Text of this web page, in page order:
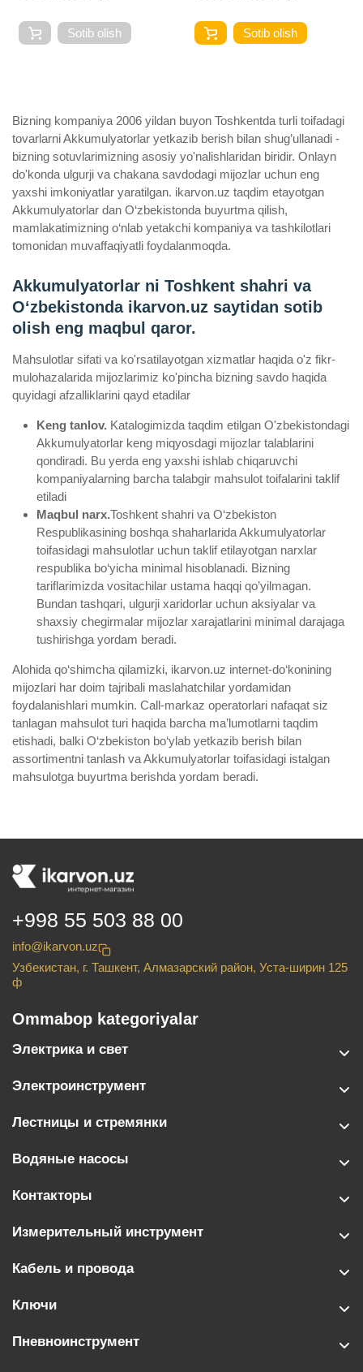
Sotib olish Sotib olish
Bizning kompaniya 2006 yildan buyon Toshkentda turli toifadagi
tovarlarni Akkumulyatorlar yetkazib berish bilan shug’ullanadi ­
bizning sotuvlarimizning asosiy yo'nalishlaridan biridir. Onlayn
do'konda ulgurji va chakana savdodagi mijozlar uchun eng
yaxshi imkoniyatlar yaratilgan. ikarvon.uz taqdim etayotgan
Akkumulyatorlar dan O‘zbekistonda buyurtma qilish,
mamlakatimizning o‘nlab yetakchi kompaniya va tashkilotlari
tomonidan muvaffaqiyatli foydalanmoqda.
Akkumulyatorlar ni Toshkent shahri va
Oʻzbekistonda ikarvon.uz saytidan sotib
olish eng maqbul qaror.
Mahsulotlar sifati va ko'rsatilayotgan xizmatlar haqida o'z fikr-
mulohazalarida mijozlarimiz ko'pincha bizning savdo haqida
quyidagi afzalliklarini qayd etadilar
Keng tanlov. Katalogimizda taqdim etilgan O'zbekistondagi
Akkumulyatorlar keng miqyosdagi mijozlar talablarini
qondiradi. Bu yerda eng yaxshi ishlab chiqaruvchi
kompaniyalarning barcha talabgir mahsulot toifalarini taklif
etiladi
Maqbul narx.Toshkent shahri va O‘zbekiston
Respublikasining boshqa shaharlarida Akkumulyatorlar
toifasidagi mahsulotlar uchun taklif etilayotgan narxlar
respublika bo‘yicha minimal hisoblanadi. Bizning
tariflarimizda vositachilar ustama haqqi qo’yilmagan.
Bundan tashqari, ulgurji xaridorlar uchun aksiyalar va
shaxsiy chegirmalar mijozlar xarajatlarini minimal darajaga
tushirishga yordam beradi.
Alohida qo‘shimcha qilamizki, ikarvon.uz internet-do‘konining
mijozlari har doim tajribali maslahatchilar yordamidan
foydalanishlari mumkin. Call-markaz operatorlari nafaqat siz
tanlagan mahsulot turi haqida barcha ma’lumotlarni taqdim
etishadi, balki O‘zbekiston bo‘ylab yetkazib berish bilan
assortimentni tanlash va Akkumulyatorlar toifasidagi istalgan
mahsulotga buyurtma berishda yordam beradi.
+998 55 503 88 00
info@ikarvon.uz
Узбекистан, г. Ташкент, Алмазарский район, Уста-ширин 125
ф
Ommabop kategoriyalar
Электрика и свет
Электроинструмент
Лестницы и стремянки
Водяные насосы
Контакторы
Измерительный инструмент
Кабель и провода
Ключи
Пневноинструмент